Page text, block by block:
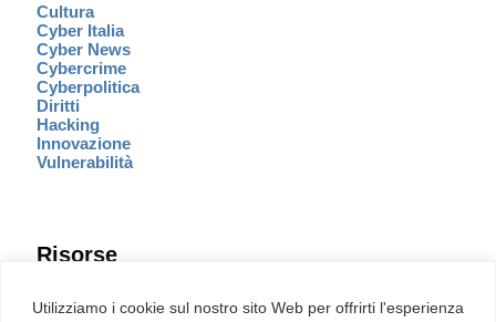
Utilizziamo i cookie sul nostro sito Web per offrirti l'esperienza
Cultura
Cyber Italia
Cyber News
Cybercrime
Cyberpolitica
Diritti
Hacking
Innovazione
Vulnerabilità
Risorse
Eventi